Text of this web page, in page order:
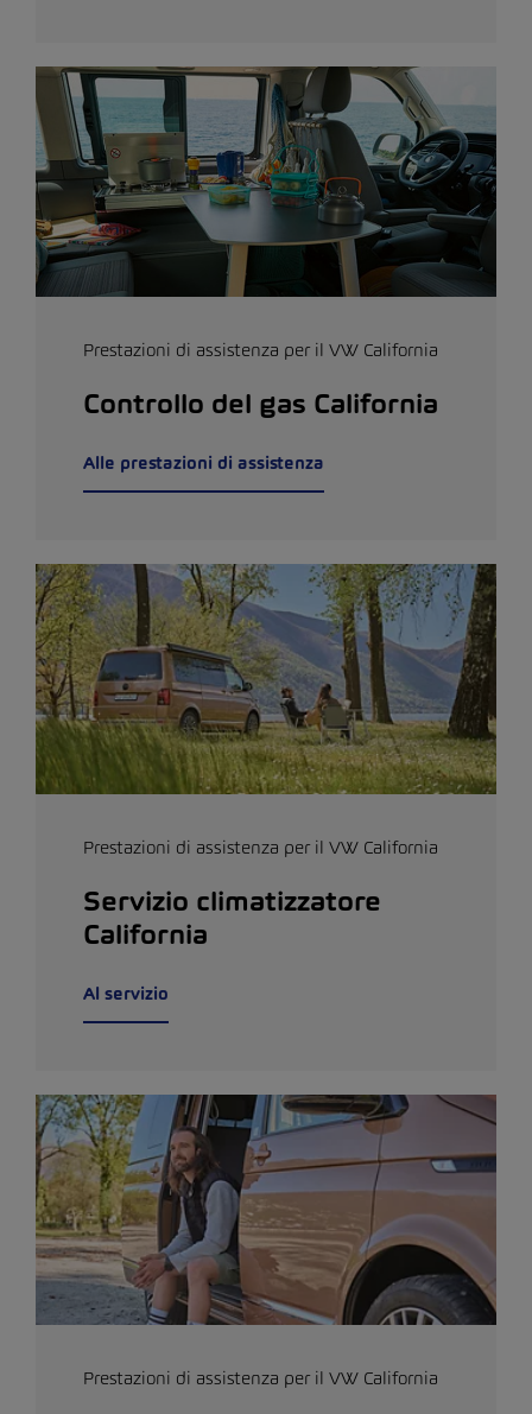
Prestazioni di assistenza per il VW California
Controllo del gas California
Alle prestazioni di assistenza
Prestazioni di assistenza per il VW California
Servizio climatizzatore
California
Al servizio
Prestazioni di assistenza per il VW California